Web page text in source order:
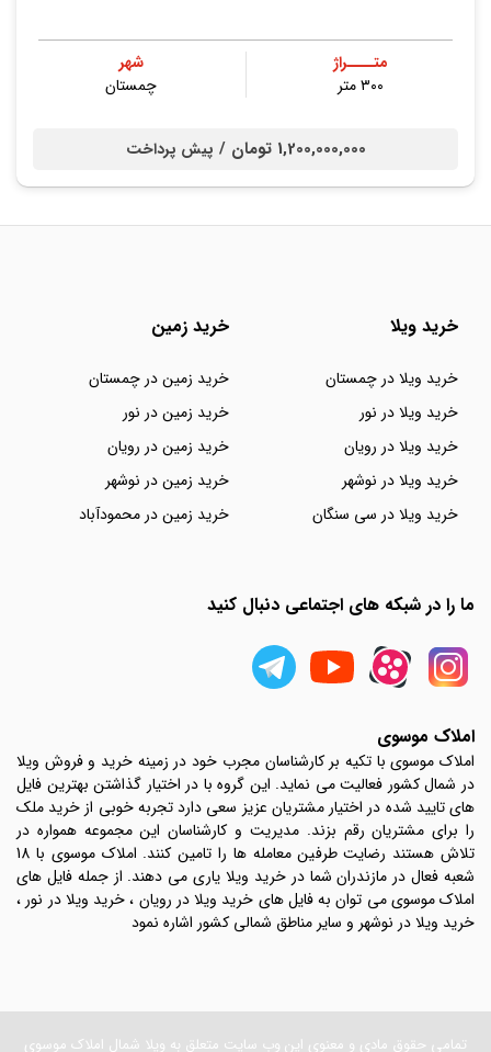
متــــراژ
۳۰۰ متر
شهر
چمستان
1,200,000,000 تومان / پیش پرداخت
خرید ویلا
خرید ویلا در چمستان
خرید ویلا در نور
خرید ویلا در رویان
خرید ویلا در نوشهر
خرید ویلا در سی سنگان
خرید زمین
خرید زمین در چمستان
خرید زمین در نور
خرید زمین در رویان
خرید زمین در نوشهر
خرید زمین در محمودآباد
ما را در شبکه های اجتماعی دنبال کنید
املاک موسوی
املاک موسوی با تکیه بر کارشناسان مجرب خود در زمینه خرید و فروش ویلا
در شمال کشور فعالیت می نماید. این گروه با در اختیار گذاشتن بهترین فایل
های تایید شده در اختیار مشتریان عزیز سعی دارد تجربه خوبی از خرید ملک
را برای مشتریان رقم بزند. مدیریت و کارشناسان این مجموعه همواره در
تلاش هستند رضایت طرفین معامله ها را تامین کنند. املاک موسوی با 18
شعبه فعال در مازندران شما در خرید ویلا یاری می دهند. از جمله فایل های
املاک موسوی می توان به فایل های خرید ویلا در رویان ، خرید ویلا در نور ،
خرید ویلا در نوشهر و سایر مناطق شمالی کشور اشاره نمود
تمامی حقوق مادی و معنوی این وب سایت متعلق به ویلا شمال املاک موسوی